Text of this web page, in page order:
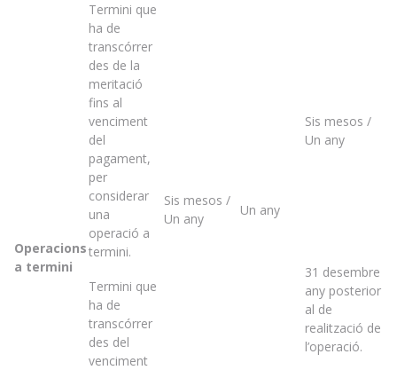
Sis mesos /
Un any
Un any
Operacions
a termini
Termini que
ha de
transcórrer
des de la
meritació
fins al
venciment
del
pagament,
per
considerar
una
operació a
termini.
Sis mesos /
Un any
Termini que
ha de
transcórrer
des del
venciment
31 desembre
any posterior
al de
realització de
l’operació.